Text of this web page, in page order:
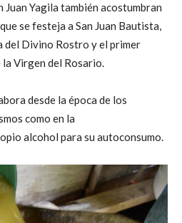
Juan Yagila también acostumbran
se festeja a San Juan Bautista,
del Divino Rostro y el primer
Virgen del Rosario.
desde la época de los
como en la
alcohol para su autoconsumo.